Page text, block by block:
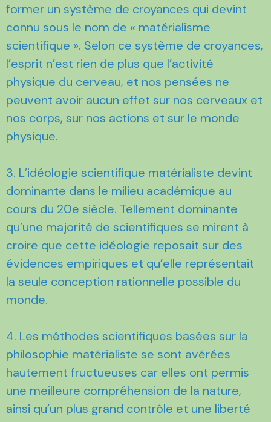
former un système de croyances qui devint
connu sous le nom de « matérialisme
scientifique ». Selon ce système de croyances,
l’esprit n’est rien de plus que l’activité
physique du cerveau, et nos pensées ne
peuvent avoir aucun effet sur nos cerveaux et
nos corps, sur nos actions et sur le monde
physique.
3. L’idéologie scientifique matérialiste devint
dominante dans le milieu académique au
cours du 20e siècle. Tellement dominante
qu’une majorité de scientifiques se mirent à
croire que cette idéologie reposait sur des
évidences empiriques et qu’elle représentait
la seule conception rationnelle possible du
monde.
4. Les méthodes scientifiques basées sur la
philosophie matérialiste se sont avérées
hautement fructueuses car elles ont permis
une meilleure compréhension de la nature,
ainsi qu’un plus grand contrôle et une liberté